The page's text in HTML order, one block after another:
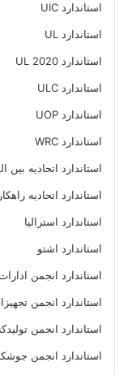
استاندارد UIC
استاندارد UL
استاندارد UL 2020
استاندارد ULC
استاندارد UOP
استاندارد WRC
استاندارد اتحاديه بين
استاندارد اتحادیه
استاندارد استرالیا
استاندارد اشتو
استاندارد انجمن
استاندارد انجمن
استاندارد انجمن
استاندارد انجمن